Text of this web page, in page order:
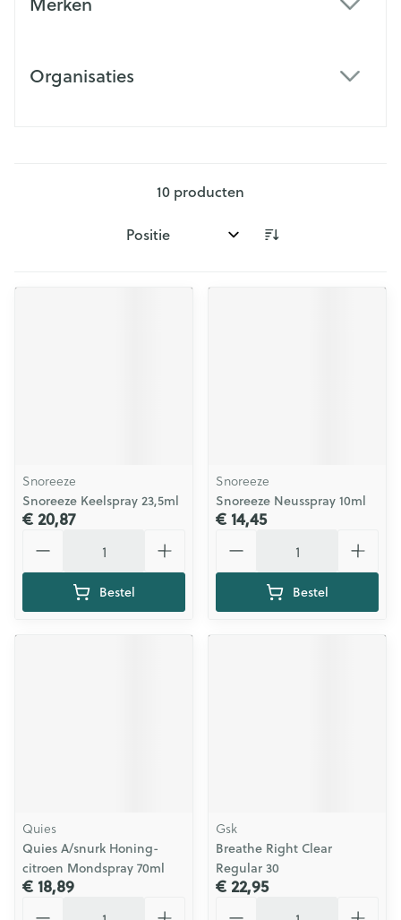
Organisaties
10 producten
Sorteer op:
Snoreeze
Snoreeze Keelspray 23,5ml
€ 20,87
Bestel
Snoreeze
Snoreeze Neusspray 10ml
€ 14,45
Bestel
Quies
Quies A/snurk Honing-
citroen Mondspray 70ml
€ 18,89
Gsk
Breathe Right Clear
Regular 30
€ 22,95